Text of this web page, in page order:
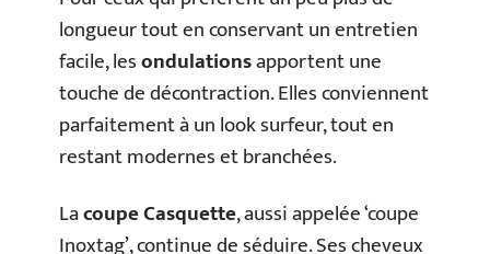
longueur tout en conservant un entretien
facile, lesondulationsapportent une
touche de décontraction. Elles conviennent
parfaitement à un look surfeur, tout en
restant modernes et branchées.
Lacoupe Casquette, aussi appelée ‘coupe
Inoxtag’, continue de séduire. Ses cheveux